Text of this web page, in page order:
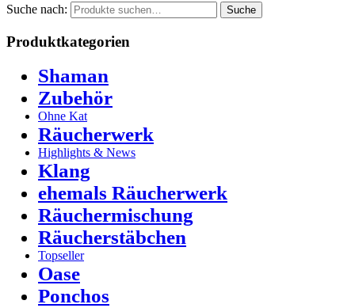
Suche nach: Suche
Produktkategorien
Shaman
Zubehör
Ohne Kat
Räucherwerk
Highlights & News
Klang
ehemals Räucherwerk
Räuchermischung
Räucherstäbchen
Topseller
Oase
Ponchos